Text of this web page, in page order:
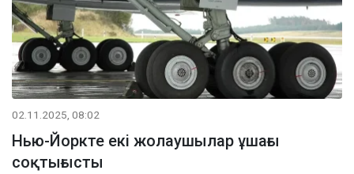
02.11.2025, 08:02
Нью-Йоркте екі жолаушылар ұшағы
соқтығысты